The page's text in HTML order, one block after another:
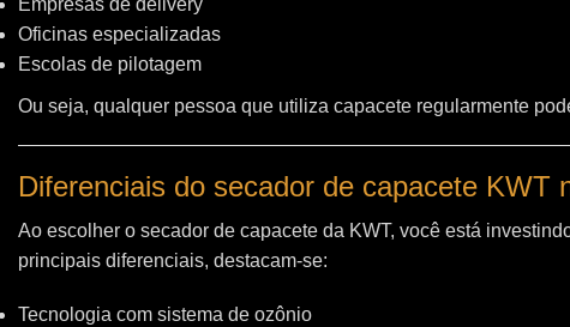
Empresas de delivery
Oficinas especializadas
Escolas de pilotagem
Ou seja, qualquer pessoa que utiliza capacete regularmente
Diferenciais do secador de capacete KWT
Ao escolher o secador de capacete da KWT, você está
principais diferenciais, destacam-se:
Tecnologia com sistema de ozônio